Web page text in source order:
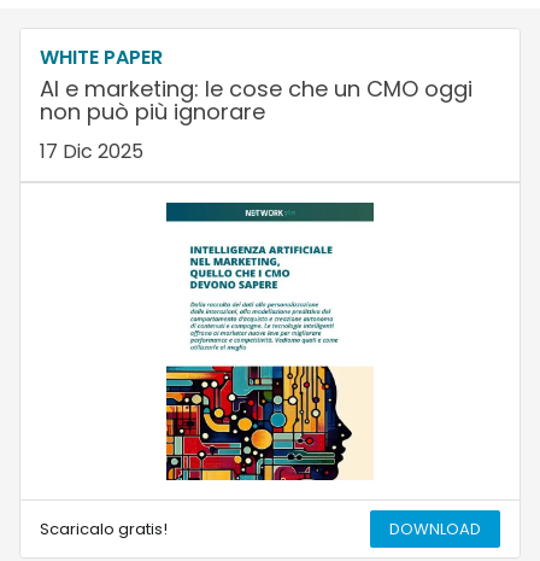
WHITE PAPER
AI e marketing: le cose che un CMO oggi
non può più ignorare
17 Dic 2025
Scaricalo gratis! DOWNLOAD